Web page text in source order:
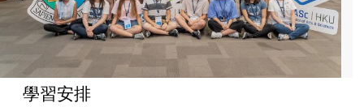
學習安排